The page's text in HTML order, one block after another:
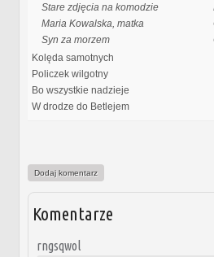
Stare zdjęcia na komodzie
Maria Kowalska, matka
Syn za morzem
Kolęda samotnych
Policzek wilgotny
Bo wszystkie nadzieje
W drodze do Betlejem
Dodaj komentarz
Komentarze
rngsqwol